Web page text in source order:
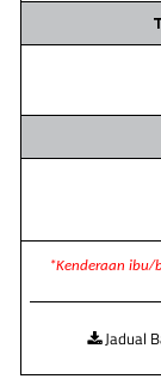
*Kenderaan ibu/
Jadual